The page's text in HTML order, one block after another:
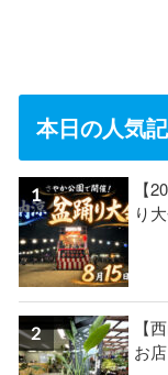
本日の人気
【
り
【
お